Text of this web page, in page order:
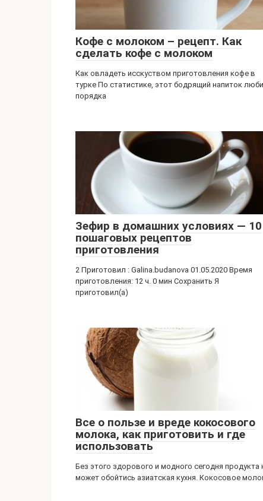
Кофе с молоком – рецепт. Как
сделать кофе с молоком
Как овладеть исскуством приготовления кофе в
турке По статистике, этот бодрящий напиток
порядка
Зефир в домашних условиях — 10
пошаговых рецептов
приготовления
2 Приготовил : Galina.budanova 01.05.2020 Время
приготовления: 12 ч. 0 мин Сохранить Я
приготовил(а)
Все о пользе и вреде кокосового
молока, как приготовить и где
использовать
Без этого здорового и модного сегодня продукта
может обойтись азиатская кухня. Кокосовое